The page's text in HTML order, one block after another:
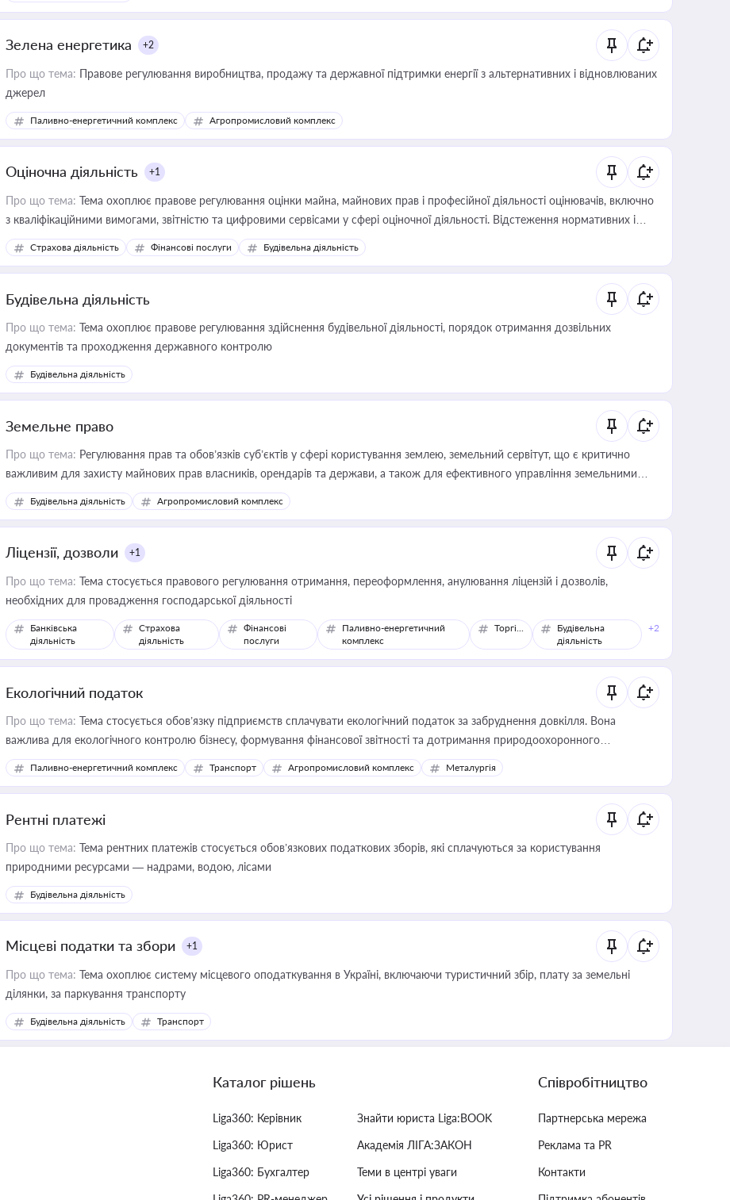
Зелена енергетика +2
Про що тема: Правове регулювання виробництва, продажу та державної підтримки енергії з альтернативних і відновлюваних
джерел
Паливно-енергетичний комплекс Агропромисловий комплекс
Оціночна діяльність +1
Про що тема: Тема охоплює правове регулювання оцінки майна, майнових прав і професійної діяльності оцінювачів, включно
з кваліфікаційними вимогами, звітністю та цифровими сервісами у сфері оціночної діяльності. Відстеження нормативних і
медійних змін у цій сфері корисне для власника бізнесу, керівника, юриста або бухгалтера під час оподаткування,
приватизації, оренди державного майна, корпоративних угод і перевірки статусу суб'єктів оціночної діяльності
Страхова діяльність Фінансові послуги Будівельна діяльність
Будівельна діяльність
Про що тема: Тема охоплює правове регулювання здійснення будівельної діяльності, порядок отримання дозвільних
документів та проходження державного контролю
Будівельна діяльність
Земельне право
Про що тема: Регулювання прав та обов’язків суб’єктів у сфері користування землею, земельний сервітут, що є критично
важливим для захисту майнових прав власників, орендарів та держави, а також для ефективного управління земельними
ресурсами
Будівельна діяльність Агропромисловий комплекс
Ліцензії, дозволи +1
Про що тема: Тема стосується правового регулювання отримання, переоформлення, анулювання ліцензій і дозволів,
необхідних для провадження господарської діяльності
Банківська
діяльність
Страхова
діяльність
Фінансові
послуги
Паливно-енергетичний
комплекс
Торгівля
Будівельна
діяльність
+2
Екологічний податок
Про що тема: Тема стосується обов’язку підприємств сплачувати екологічний податок за забруднення довкілля. Вона
важлива для екологічного контролю бізнесу, формування фінансової звітності та дотримання природоохоронного
законодавства
Паливно-енергетичний комплекс Транспорт Агропромисловий комплекс Металургія
Рентні платежі
Про що тема: Тема рентних платежів стосується обов’язкових податкових зборів, які сплачуються за користування
природними ресурсами — надрами, водою, лісами
Будівельна діяльність
Місцеві податки та збори +1
Про що тема: Тема охоплює систему місцевого оподаткування в Україні, включаючи туристичний збір, плату за земельні
ділянки, за паркування транспорту
Будівельна діяльність Транспорт
Каталог рішень
Liga360: Керівник
Liga360: Юрист
Liga360: Бухгалтер
Знайти юриста Liga:BOOK
Академія ЛІГА:ЗАКОН
Теми в центрі уваги
Співробітництво
Партнерська мережа
Реклама та PR
Контакти